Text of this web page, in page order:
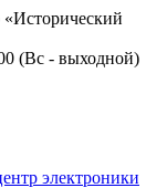
«Исторический
(Вс - выходной)
электроники